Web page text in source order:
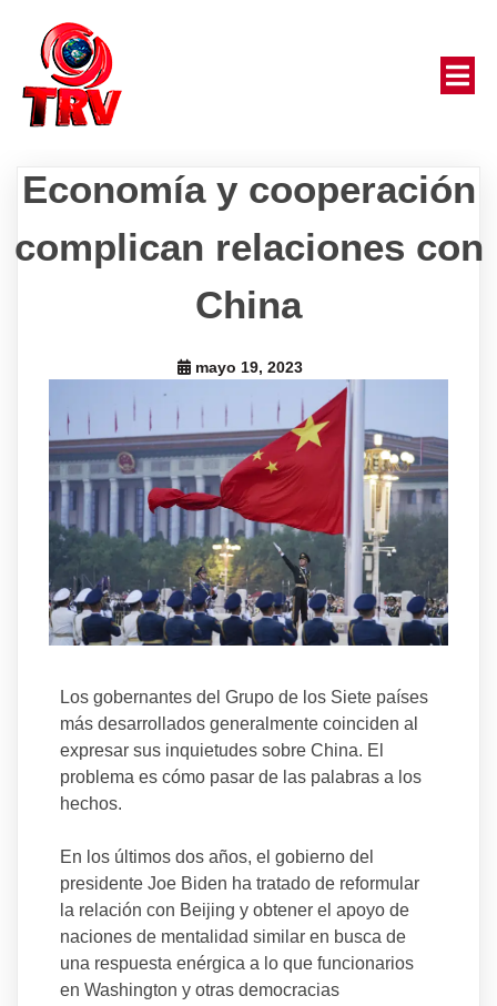
Economía y cooperación
complican relaciones con
China
mayo 19, 2023
Los gobernantes del Grupo de los Siete países
más desarrollados generalmente coinciden al
expresar sus inquietudes sobre China. El
problema es cómo pasar de las palabras a los
hechos.
En los últimos dos años, el gobierno del
presidente Joe Biden ha tratado de reformular
la relación con Beijing y obtener el apoyo de
naciones de mentalidad similar en busca de
una respuesta enérgica a lo que funcionarios
en Washington y otras democracias